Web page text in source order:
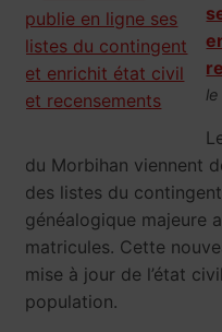
du Morbihan viennent
des listes du
généalogique majeure
matricules. Cette
mise à jour de l’état
population.